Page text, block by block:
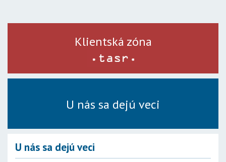
Klientská zóna
U nás sa dejú veci
U nás sa dejú veci